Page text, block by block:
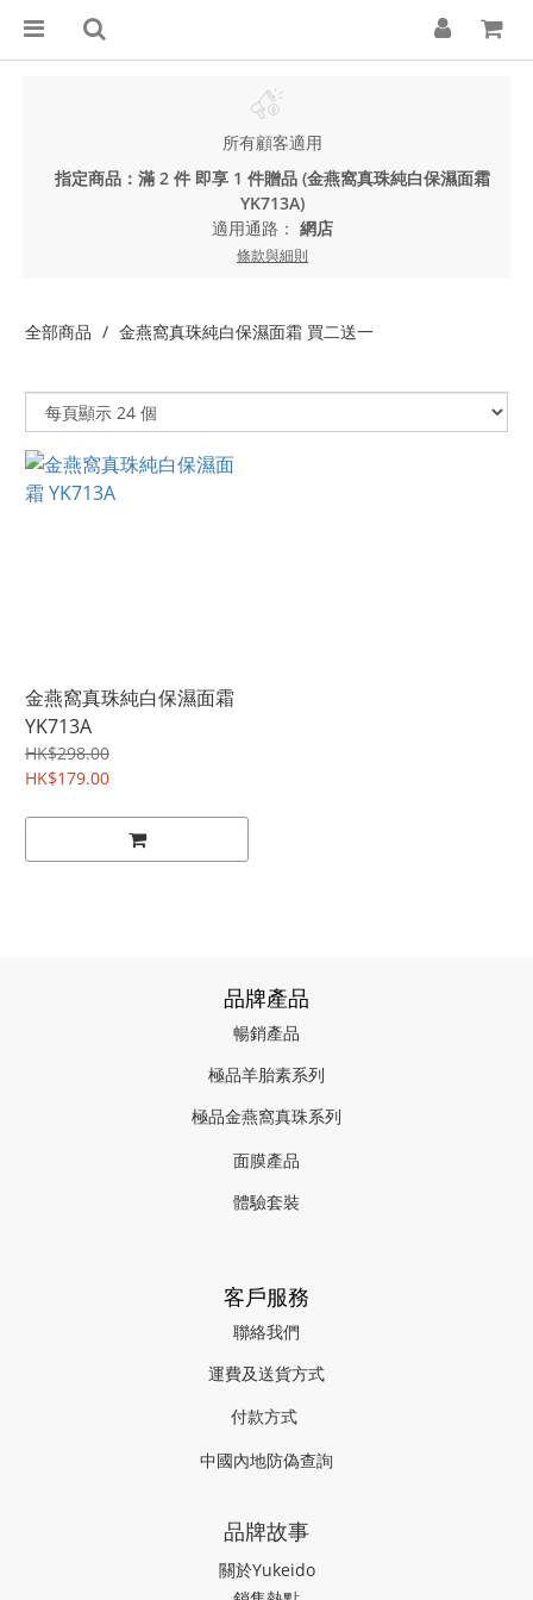
所有顧客適用
指定商品：滿 2 件 即享 1 件贈品 (金燕窩真珠純白保濕面霜
YK713A)
適用通路： 網店
條款與細則
全部商品 金燕窩真珠純白保濕面霜 買二送一
金燕窩真珠純白保濕面霜
YK713A
HK$298.00
HK$179.00
品牌產品
暢銷產品
極品羊胎素系列
極品金燕窩真珠系列
面膜產品
體驗套裝
客戶服務
聯絡我們
運費及送貨方式
付款方式
中國內地防偽查詢
品牌故事
關於Yukeido